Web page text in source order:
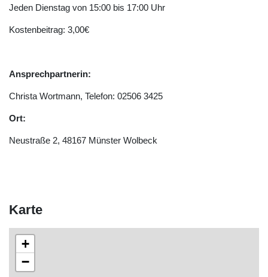
Jeden Dienstag von 15:00 bis 17:00 Uhr
Kostenbeitrag: 3,00€
Ansprechpartnerin:
Christa Wortmann, Telefon: 02506 3425
Ort:
Neustraße 2, 48167 Münster Wolbeck
Karte
+
−